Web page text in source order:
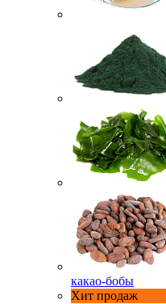
какао-бобы
Хит продаж